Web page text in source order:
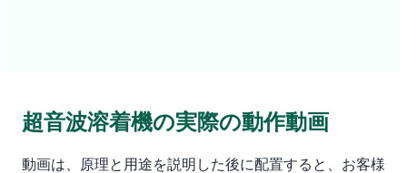
超音波溶着機の実際の動作動画
動画は、原理と用途を説明した後に配置すると、お客様